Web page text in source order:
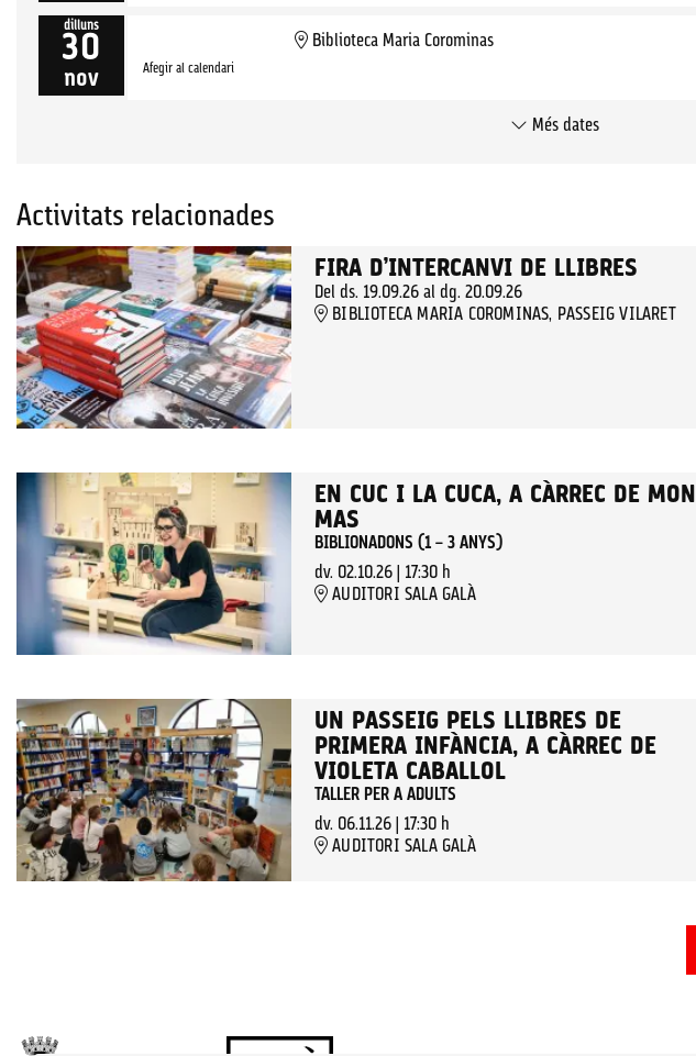
dilluns
30
nov
Biblioteca Maria Corominas
Afegir al calendari
Més dates
Activitats relacionades
FIRA D’INTERCANVI DE LLIBRES
Del ds. 19.09.26al dg. 20.09.26
BIBLIOTECA MARIA COROMINAS, PASSEIG VILARET
EN CUC I LA CUCA, A CÀRREC DE MON
MAS
BIBLIONADONS (1 – 3 ANYS)
dv. 02.10.26| 17:30 h
AUDITORI SALA GALÀ
UN PASSEIG PELS LLIBRES DE
PRIMERA INFÀNCIA, A CÀRREC DE
VIOLETA CABALLOL
TALLER PER A ADULTS
dv. 06.11.26| 17:30 h
AUDITORI SALA GALÀ